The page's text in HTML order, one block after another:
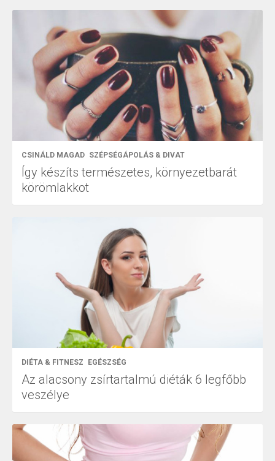
CSINÁLD MAGAD SZÉPSÉGÁPOLÁS & DIVAT
Így készíts természetes, környezetbarát
körömlakkot
DIÉTA & FITNESZ EGÉSZSÉG
Az alacsony zsírtartalmú diéták 6 legfőbb
veszélye